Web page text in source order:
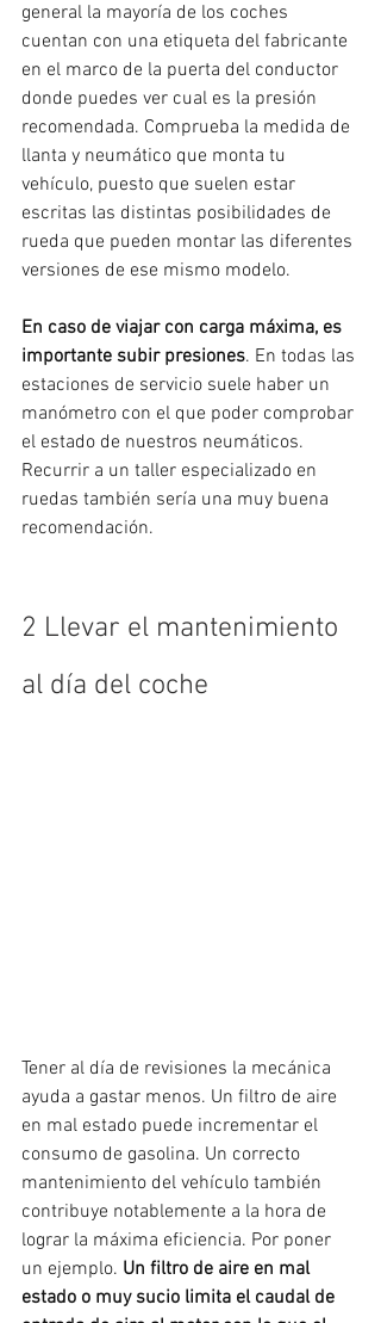
general la mayoría de los coches
cuentan con una etiqueta del fabricante
en el marco de la puerta del conductor
donde puedes ver cual es la presión
recomendada. Comprueba la medida de
llanta y neumático que monta tu
vehículo, puesto que suelen estar
escritas las distintas posibilidades de
rueda que pueden montar las diferentes
versiones de ese mismo modelo.
En caso de viajar con carga máxima, es
importante subir presiones. En todas las
estaciones de servicio suele haber un
manómetro con el que poder comprobar
el estado de nuestros neumáticos.
Recurrir a un taller especializado en
ruedas también sería una muy buena
recomendación.
2 Llevar el mantenimiento
al día del coche
Tener al día de revisiones la mecánica
ayuda a gastar menos. Un filtro de aire
en mal estado puede incrementar el
consumo de gasolina. Un correcto
mantenimiento del vehículo también
contribuye notablemente a la hora de
lograr la máxima eficiencia. Por poner
un ejemplo. Un filtro de aire en mal
estado o muy sucio limita el caudal de